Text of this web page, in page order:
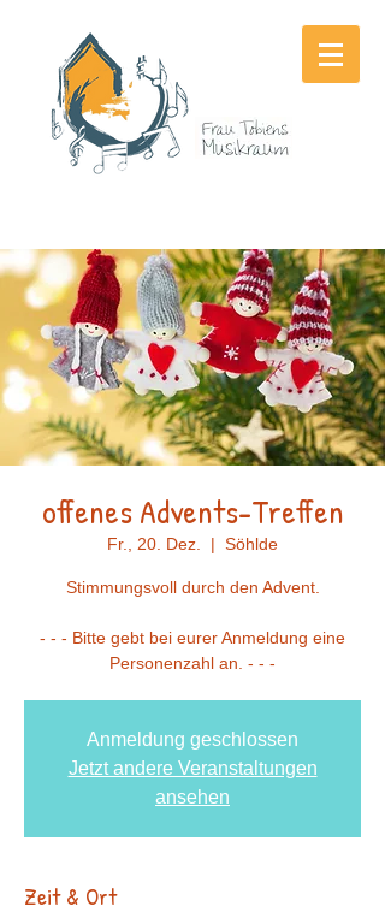
offenes Advents-Treffen
Fr., 20. Dez.
  |
Söhlde
Stimmungsvoll durch den Advent.
- - - Bitte gebt bei eurer Anmeldung eine
Personenzahl an. - - -
Anmeldung geschlossen
Jetzt andere Veranstaltungen
ansehen
Zeit & Ort